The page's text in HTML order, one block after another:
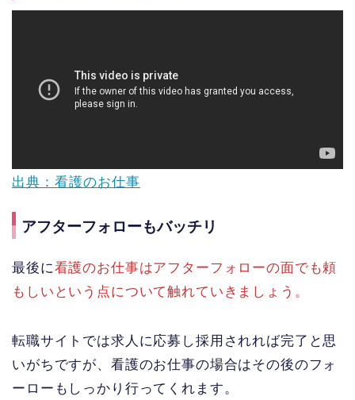
出典：看護のお仕事
アフターフォローもバッチリ
最後に看護のお仕事はアフターフォローの面でも頼
もしいという点について触れていきましょう。
転職サイトでは求人に応募し採用されれば完了と思
いがちですが、看護のお仕事の場合はその後のフォ
ーローもしっかり行ってくれます。